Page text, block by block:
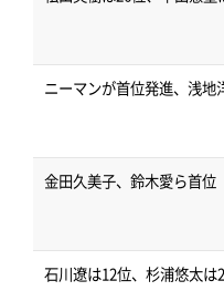
ニーマンが首位発進、浅
金田久美子、鈴木愛ら首
石川遼は12位、杉浦悠太